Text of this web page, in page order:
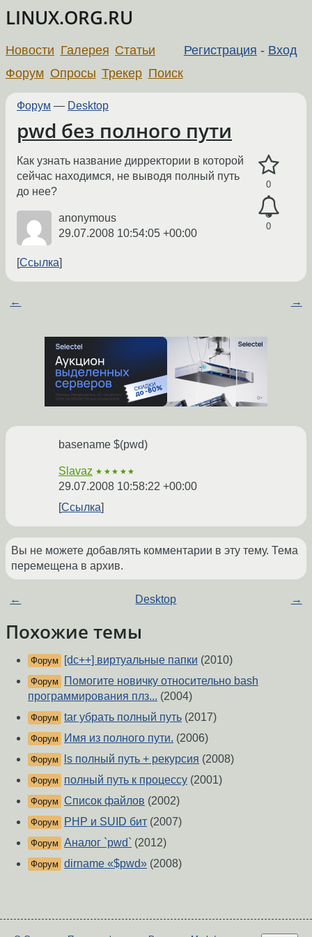
LINUX.ORG.RU
Регистрация - Вход
Новости Галерея Статьи
Форум Опросы Трекер Поиск
Форум — Desktop
pwd без полного пути
0
0
Как узнать название дирректории в которой
сейчас находимся, не выводя полный путь
до нее?
anonymous
29.07.2008 10:54:05 +00:00
Ссылка
← →
basename $(pwd)
Slavaz ★★★★★
29.07.2008 10:58:22 +00:00
Ссылка
Вы не можете добавлять комментарии в эту тему. Тема
перемещена в архив.
← Desktop →
Похожие темы
Форум [dc++] виртуальные папки (2010)
Форум
Помогите новичку относительно bash
программирования плз... (2004)
Форум tar убрать полный путь (2017)
Форум Имя из полного пути. (2006)
Форум ls полный путь + рекурсия (2008)
Форум полный путь к процессу (2001)
Форум Список файлов (2002)
Форум PHP и SUID бит (2007)
Форум Аналог `pwd` (2012)
Форум dirname «$pwd» (2008)